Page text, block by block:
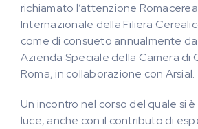
richiamato l’attenzione
Internazionale della Filiera
come di consueto annualmente
Azienda Speciale della Camera di
Roma, in collaborazione con Arsial.
Un incontro nel corso del quale si
luce, anche con il contributo di